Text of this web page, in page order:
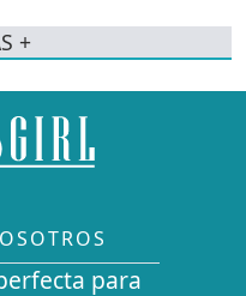
+
para